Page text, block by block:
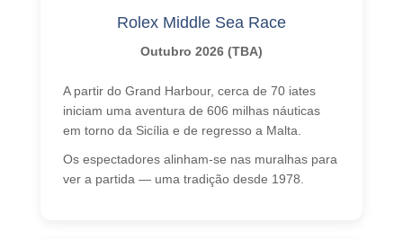
Rolex Middle Sea Race
Outubro 2026 (TBA)
A partir do Grand Harbour, cerca de 70 iates
iniciam uma aventura de 606 milhas náuticas
em torno da Sicília e de regresso a Malta.
Os espectadores alinham-se nas muralhas para
ver a partida — uma tradição desde 1978.